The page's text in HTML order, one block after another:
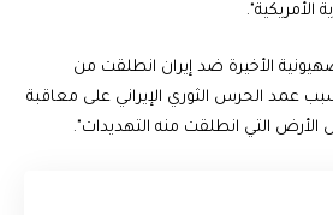
الأخيرة ضد إيران انطلقت من
عمد الحرس الثوري الإيراني على معاقبة
التي انطلقت منه التهديدات".